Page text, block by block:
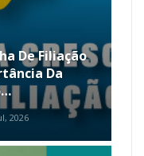
De Filiação
Da
2026